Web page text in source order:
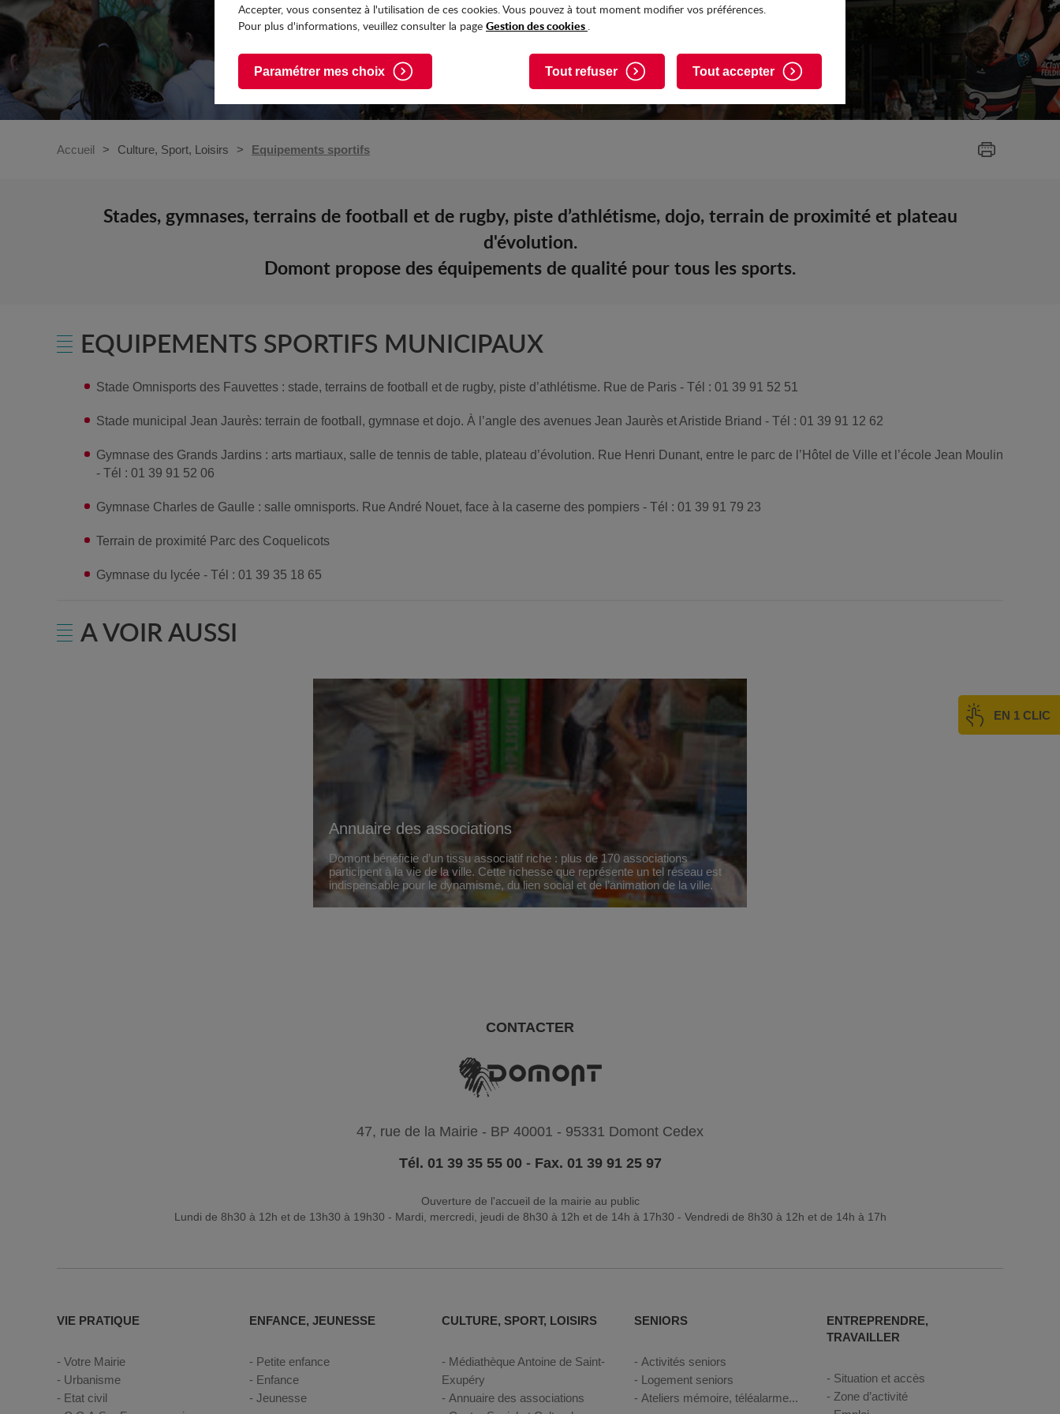
Accepter, vous consentez à l'utilisation de ces cookies. Vous pouvez à tout moment modifier vos préférences.
Pour plus d'informations, veuillez consulter la page Gestion des cookies .
Paramétrer mes choix Tout refuser Tout accepter
EN 1 CLIC
Accueil Culture, Sport, Loisirs Equipements sportifs
Stades, gymnases, terrains de football et de rugby, piste d’athlétisme, dojo, terrain de proximité et plateau
d'évolution.
Domont propose des équipements de qualité pour tous les sports.
EQUIPEMENTS SPORTIFS MUNICIPAUX
Stade Omnisports des Fauvettes : stade, terrains de football et de rugby, piste d’athlétisme. Rue de Paris - Tél : 01 39 91 52 51
Stade municipal Jean Jaurès: terrain de football, gymnase et dojo. À l’angle des avenues Jean Jaurès et Aristide Briand - Tél : 01 39 91 12 62
Gymnase des Grands Jardins : arts martiaux, salle de tennis de table, plateau d’évolution. Rue Henri Dunant, entre le parc de l’Hôtel de Ville et l’école Jean Moulin
- Tél : 01 39 91 52 06
Gymnase Charles de Gaulle : salle omnisports. Rue André Nouet, face à la caserne des pompiers - Tél : 01 39 91 79 23
Terrain de proximité Parc des Coquelicots
Gymnase du lycée - Tél : 01 39 35 18 65
A VOIR AUSSI
Annuaire des associations
Domont bénéficie d’un tissu associatif riche : plus de 170 associations
participent à la vie de la ville. Cette richesse que représente un tel réseau est
indispensable pour le dynamisme, du lien social et de l’animation de la ville.
CONTACTER
47, rue de la Mairie - BP 40001 - 95331 Domont Cedex
Tél. 01 39 35 55 00 - Fax. 01 39 91 25 97
Ouverture de l'accueil de la mairie au public
Lundi de 8h30 à 12h et de 13h30 à 19h30 - Mardi, mercredi, jeudi de 8h30 à 12h et de 14h à 17h30 - Vendredi de 8h30 à 12h et de 14h à 17h
VIE PRATIQUE
Votre Mairie
Urbanisme
Etat civil
ENFANCE, JEUNESSE
Petite enfance
Enfance
Jeunesse
CULTURE, SPORT, LOISIRS
Médiathèque Antoine de Saint-
Exupéry
Annuaire des associations
SENIORS
Activités seniors
Logement seniors
Ateliers mémoire, téléalarme...
ENTREPRENDRE,
TRAVAILLER
Situation et accès
Zone d’activité